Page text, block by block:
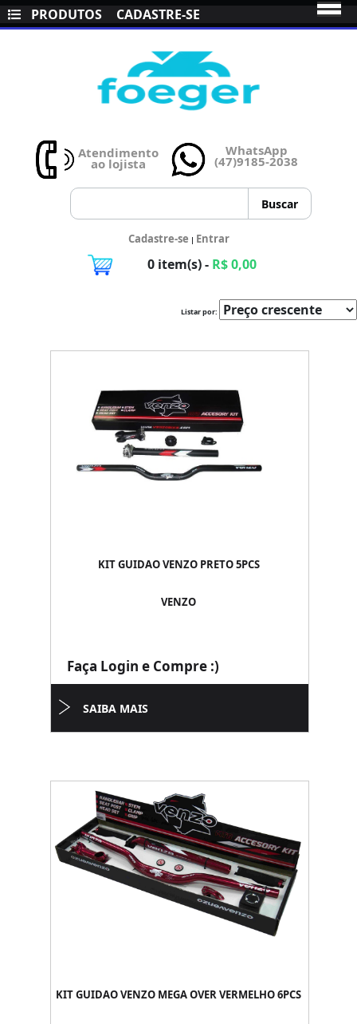
PRODUTOS CADASTRE-SE
Atendimento
ao lojista
WhatsApp
(47)9185-2038
Cadastre-se | Entrar
0 item(s) - R$ 0,00
Listar por:
KIT GUIDAO VENZO PRETO 5PCS
VENZO
Faça Login e Compre :)
SAIBA MAIS
KIT GUIDAO VENZO MEGA OVER VERMELHO 6PCS